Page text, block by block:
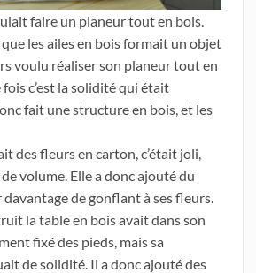
faire un planeur tout en bois.
les ailes en bois formait un objet
voulu réaliser son planeur tout en
c’est la solidité qui était
fait une structure en bois, et les
des fleurs en carton, c’était joli,
volume. Elle a donc ajouté du
de gonflant à ses fleurs.
la table en bois avait dans son
fixé des pieds, mais sa
de solidité. Il a donc ajouté des